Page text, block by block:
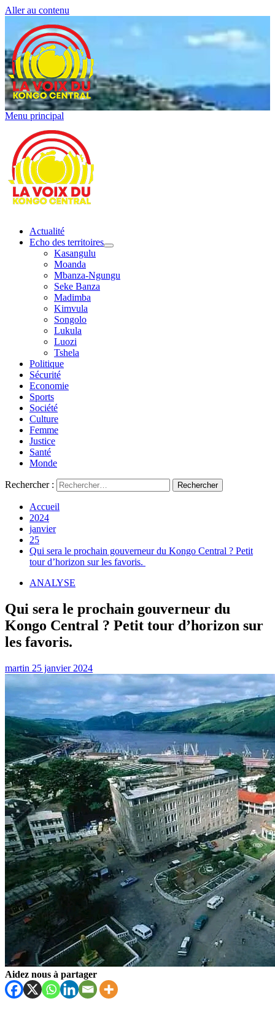
Aller au contenu
Menu principal
Actualité
Echo des territoires
Kasangulu
Moanda
Mbanza-Ngungu
Seke Banza
Madimba
Kimvula
Songolo
Lukula
Luozi
Tshela
Politique
Sécurité
Economie
Sports
Société
Culture
Femme
Justice
Santé
Monde
Rechercher :
Accueil
2024
janvier
25
Qui sera le prochain gouverneur du Kongo Central ? Petit
tour d’horizon sur les favoris.
ANALYSE
Qui sera le prochain gouverneur du
Kongo Central ? Petit tour d’horizon sur
les favoris.
martin 25 janvier 2024
Aidez nous à partager